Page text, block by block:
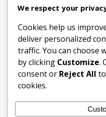
complejidad de la IA
Los organigramas de
IA acaba de dejarlos
Buscar
We respect your
Cookies help us
deliver personalized
traffic. You can choose
by clicking Customize.
consent or Reject All
cookies.